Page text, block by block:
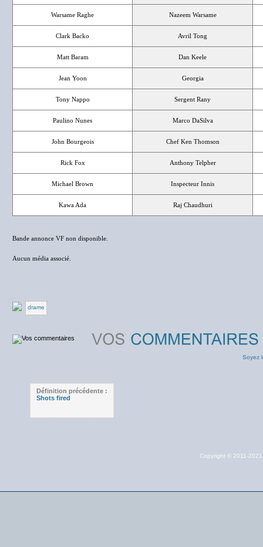
Warsame Raghe Nazeem Warsame
Clark Backo Avril Tong
Matt Baram Dan Keele
Jean Yoon Georgia
Tony Nappo Sergent Rany
Paulino Nunes Marco DaSilva
John Bourgeois Chef Ken Thomson
Rick Fox Anthony Telpher
Michael Brown Inspecteur Innis
Kawa Ada Raj Chaudhuri
Bande annonce VF non disponible.
Aucun média associé.
drame
Soyez
Définition précédente :
Shots fired
Copyright © 2011-